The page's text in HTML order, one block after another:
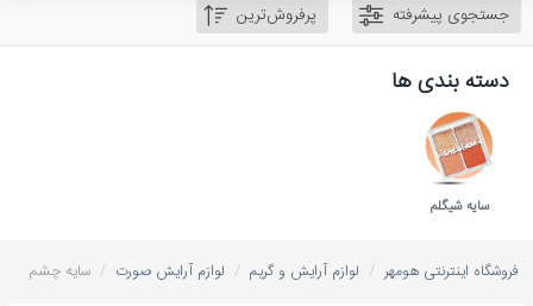
جستجوی پیشرفته پرفروش‌ترین
دسته بندی ها
سایه شیگلم
فروشگاه اینترنتی هومهر / لوازم آرایش و گریم / لوازم آرایش صورت / سایه چشم